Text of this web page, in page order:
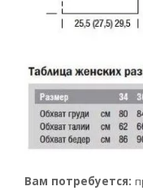
Вам потребуется: